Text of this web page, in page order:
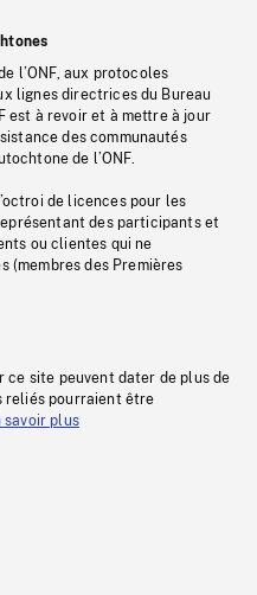
l’ONF, aux protocoles
lignes directrices du Bureau
est à revoir et à mettre à jour
des communautés
de l’ONF.
de licences pour les
des participants et
ou clientes qui ne
(membres des Premières
ce site peuvent dater de plus de
reliés pourraient être
savoir plus